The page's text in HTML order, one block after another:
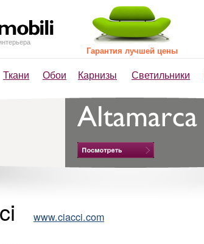
Ткани Обои Карнизы Светильники
Гарантия лучшей цены
www.ciacci.com